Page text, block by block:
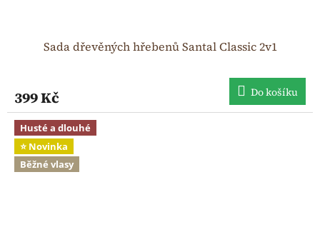
Sada dřevěných hřebenů Santal Classic 2v1
399 Kč Do košíku
Husté a dlouhé
⭐ Novinka
Běžné vlasy